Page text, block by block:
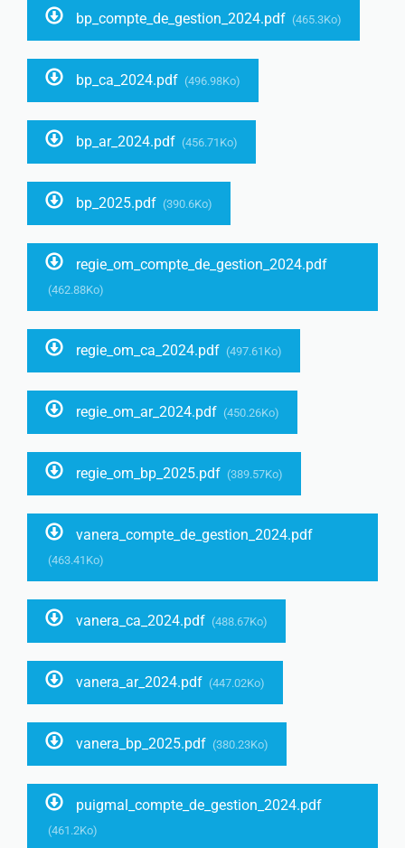
bp_compte_de_gestion_2024.pdf (465.3Ko)
bp_ca_2024.pdf (496.98Ko)
bp_ar_2024.pdf (456.71Ko)
bp_2025.pdf (390.6Ko)
regie_om_compte_de_gestion_2024.pdf
(462.88Ko)
regie_om_ca_2024.pdf (497.61Ko)
regie_om_ar_2024.pdf (450.26Ko)
regie_om_bp_2025.pdf (389.57Ko)
vanera_compte_de_gestion_2024.pdf
(463.41Ko)
vanera_ca_2024.pdf (488.67Ko)
vanera_ar_2024.pdf (447.02Ko)
vanera_bp_2025.pdf (380.23Ko)
puigmal_compte_de_gestion_2024.pdf
(461.2Ko)